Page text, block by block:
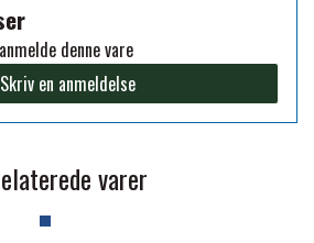
EQUINE PADS
BENBESKYTTELSE
EQUINE TRANSPORT
JACKS
EQUESTIAN
denne vare
Skriv en anmeldelse
varer